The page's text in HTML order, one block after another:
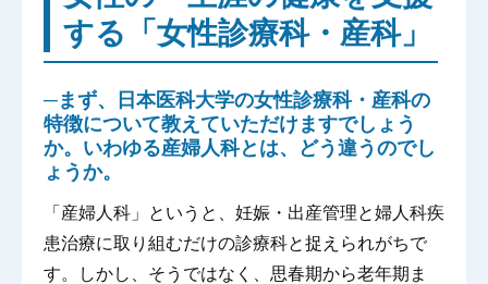
する「女性診療科・産科」
─まず、日本医科大学の女性診療科・産科の
特徴について教えていただけますでしょう
か。いわゆる産婦人科とは、どう違うのでし
ょうか。
「産婦人科」というと、妊娠・出産管理と婦人科疾
患治療に取り組むだけの診療科と捉えられがちで
す。しかし、そうではなく、思春期から老年期ま